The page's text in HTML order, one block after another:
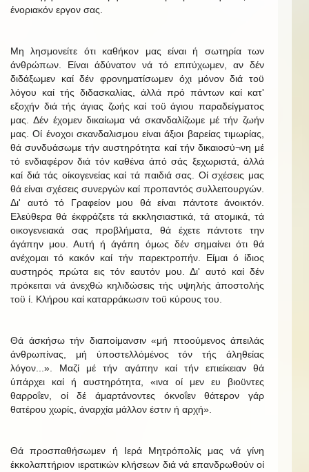
ένοριακόν εργον σας.
Μη λησμονείτε ότι καθήκον μας είναι ή σωτηρία των
άνθρώπων. Είναι άδύνατον νά τό επιτύχωμεν, αν δέν
διδάξωμεν καί δέν φρονηματίσωμεν όχι μόνον διά τοϋ
λόγου καί τής διδασκαλίας, άλλά πρό πάντων καί κατ'
εξοχήν διά τής άγιας ζωής καί τοϋ άγιου παραδείγματος
μας. Δέν έχομεν δικαίωμα νά σκανδαλίζωμε μέ τήν ζωήν
μας. Οί ένοχοι σκανδαλισμου είναι άξιοι βαρείας τιμωρίας,
θά συνδυάσωμε τήν αυστηρότητα καί τήν δικαιοσύ¬νη μέ
τό ενδιαφέρον διά τόν καθένα άπό σάς ξεχωριστά, άλλά
καί διά τάς οίκογενείας καί τά παιδιά σας. Οί σχέσεις μας
θά είναι σχέσεις συνεργών καί προπαντός συλλειτουργών.
Δι' αυτό τό Γραφείον μου θά είναι πάντοτε άνοικτόν.
Ελεύθερα θά έκφράζετε τά εκκλησιαστικά, τά ατομικά, τά
οικογενειακά σας προβλήματα, θά έχετε πάντοτε την
άγάπην μου. Αυτή ή άγάπη όμως δέν σημαίνει ότι θά
ανέχομαι τό κακόν καί τήν παρεκτροπήν. Είμαι ό ίδιος
αυστηρός πρώτα εις τόν εαυτόν μου. Δι' αυτό καί δέν
πρόκειται νά άνεχθώ κηλιδώσεις τής υψηλής άποστολής
τοϋ ί. Κλήρου καί καταρράκωσιν τοϋ κύρους του.
Θά άσκήσω τήν διαποίμανσιν «μή πτοούμενος άπειλάς
άνθρωπίνας, μή ύποστελλόμένος τόν τής άληθείας
λόγον...». Μαζί μέ τήν αγάπην καί τήν επιείκειαν θά
ύπάρχει καί ή αυστηρότητα, «ινα οί μεν ευ βιοϋντες
θαρροΐεν, οί δέ άμαρτάνοντες όκνοΐεν θάτερον γάρ
θατέρου χωρίς, άναρχία μάλλον έστιν ή αρχή».
Θά προσπαθήσωμεν ή Ιερά Μητρόπολίς μας νά γίνη
έκκολαπτήριον ιερατικών κλήσεων διά νά επανδρωθούν οί